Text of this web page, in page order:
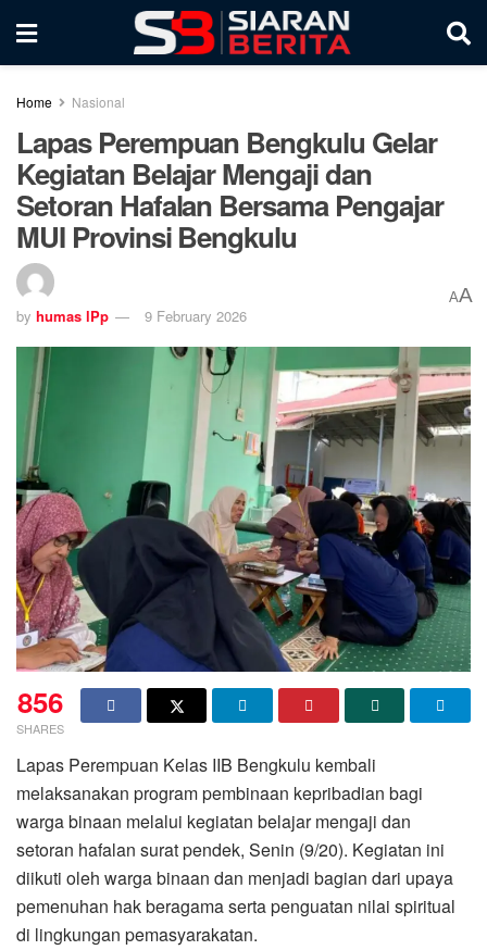
Home Nasional
Lapas Perempuan Bengkulu Gelar
Kegiatan Belajar Mengaji dan
Setoran Hafalan Bersama Pengajar
MUI Provinsi Bengkulu
by humas lPp 9 February 2026
AA
856
SHARES
Lapas Perempuan Kelas IIB Bengkulu kembali
melaksanakan program pembinaan kepribadian bagi
warga binaan melalui kegiatan belajar mengaji dan
setoran hafalan surat pendek, Senin (9/20). Kegiatan ini
diikuti oleh warga binaan dan menjadi bagian dari upaya
pemenuhan hak beragama serta penguatan nilai spiritual
di lingkungan pemasyarakatan.